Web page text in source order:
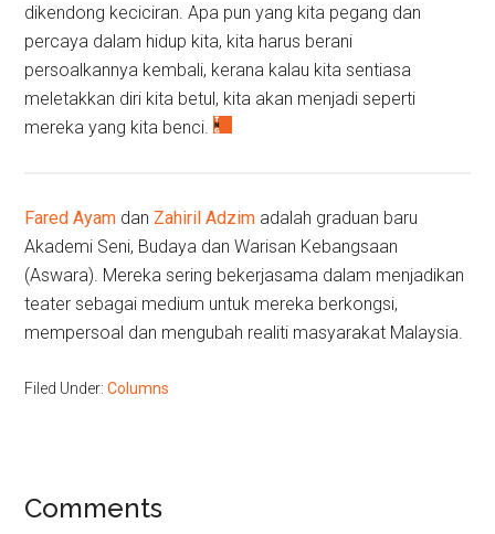
dikendong keciciran. Apa pun yang kita pegang dan
percaya dalam hidup kita, kita harus berani
persoalkannya kembali, kerana kalau kita sentiasa
meletakkan diri kita betul, kita akan menjadi seperti
mereka yang kita benci.
Fared Ayam dan Zahiril Adzim adalah graduan baru
Akademi Seni, Budaya dan Warisan Kebangsaan
(Aswara). Mereka sering bekerjasama dalam menjadikan
teater sebagai medium untuk mereka berkongsi,
mempersoal dan mengubah realiti masyarakat Malaysia.
Filed Under:Columns
Reader
Comments